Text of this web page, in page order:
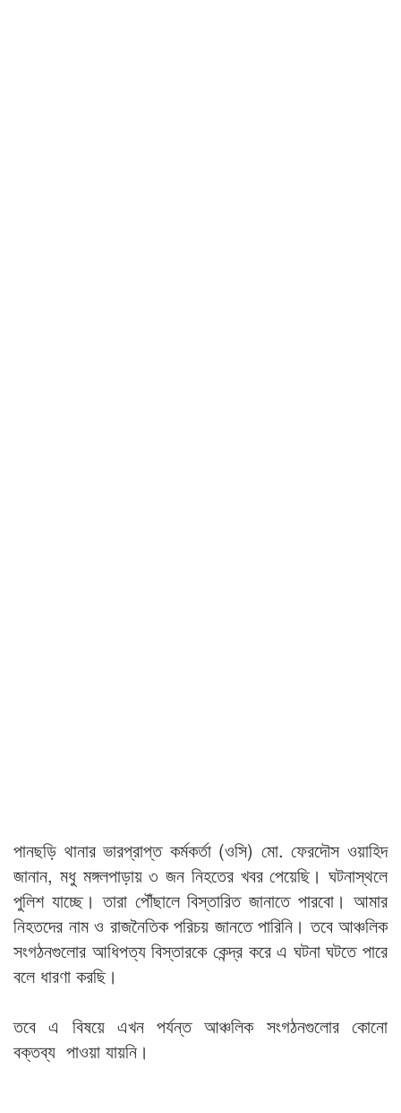
পানছড়ি থানার ভারপ্রাপ্ত কর্মকর্তা (ওসি) মো. ফেরদৌস ওয়াহিদ
জানান, মধু মঙ্গলপাড়ায় ৩ জন নিহতের খবর পেয়েছি। ঘটনাস্থলে
পুলিশ যাচ্ছে। তারা পৌঁছালে বিস্তারিত জানাতে পারবো। আমার
নিহতদের নাম ও রাজনৈতিক পরিচয় জানতে পারিনি। তবে আঞ্চলিক
সংগঠনগুলোর আধিপত্য বিস্তারকে কেন্দ্র করে এ ঘটনা ঘটতে পারে
বলে ধারণা করছি।
তবে এ বিষয়ে এখন পর্যন্ত আঞ্চলিক সংগঠনগুলোর কোনো
বক্তব্য পাওয়া যায়নি।